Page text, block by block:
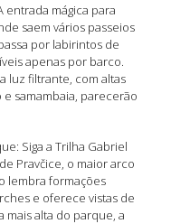
entrada mágica para
saem vários passeios
por labirintos de
apenas por barco.
luz filtrante, com altas
samambaia, parecerão
Siga a Trilha Gabriel
Pravčice, o maior arco
lembra formações
e oferece vistas de
alta do parque, a